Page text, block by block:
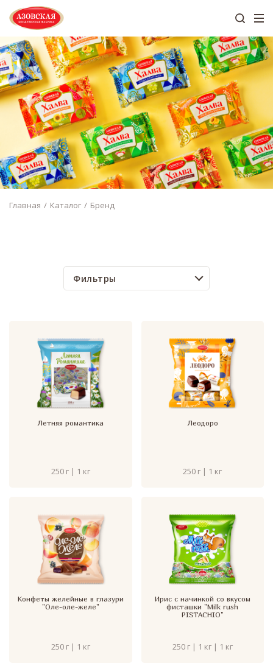
Главная Каталог Бренд
Фильтры
Летняя романтика
250 г | 1 кг
Леодоро
250 г | 1 кг
Конфеты желейные в глазури
"Оле-оле-желе"
250 г | 1 кг
Ирис с начинкой со вкусом
фисташки "Milk rush
PISTACHIO"
250 г | 1 кг | 1 кг